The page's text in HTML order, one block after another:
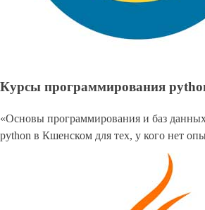
Курсы программирования
«Основы программирования и баз
python в Кшенском для тех, у кого нет